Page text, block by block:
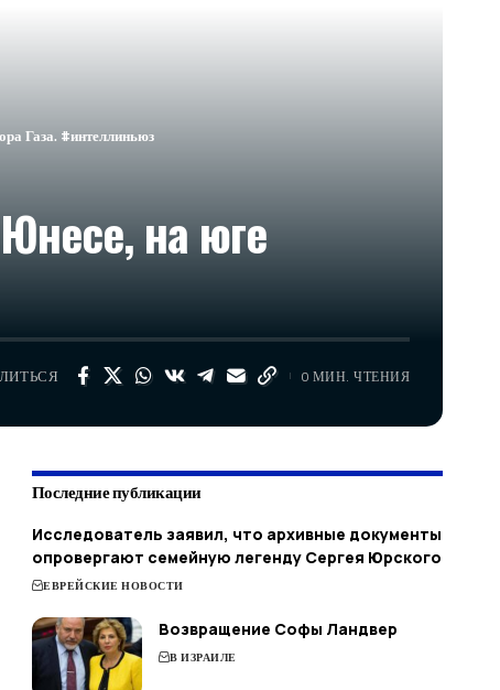
Газа. #интеллиньюз
на юге
0 МИН. ЧТЕНИЯ
Последние публикации
Исследователь заявил, что архивные документы
опровергают семейную легенду Сергея Юрского
ЕВРЕЙСКИЕ НОВОСТИ
Возвращение Софы Ландвер
В ИЗРАИЛЕ